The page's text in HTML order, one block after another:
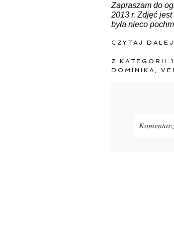
Zapraszam do
2013 r. Zdjęć
była nieco
CZYTAJ
Z KATEGORII:
DOMINIKA ,
Komentarz